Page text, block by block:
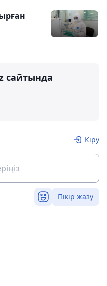
сайтында
Кіру
Пікір жазу